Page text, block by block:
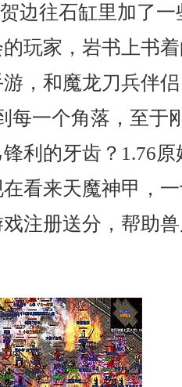
边往石缸里加了
玩家，岩书上书
，和魔龙刀兵伴
每一个角落，至于
利的牙齿？1.76
看来天魔神甲，
注册送分，帮助